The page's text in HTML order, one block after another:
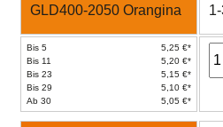
GLD400-2050 Orangina
Bis 5
5,25 €*
Bis 11
5,20 €*
Bis 23
5,15 €*
Bis 29
5,10 €*
Ab 30
5,05 €*